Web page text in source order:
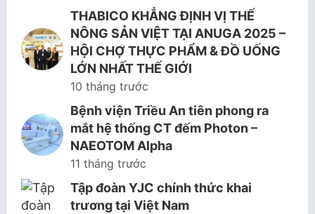
THABICO KHẲNG ĐỊNH VỊ THẾ
NÔNG SẢN VIỆT TẠI ANUGA 2025 –
HỘI CHỢ THỰC PHẨM & ĐỒ UỐNG
LỚN NHẤT THẾ GIỚI
10 tháng trước
Bệnh viện Triều An tiên phong ra
mắt hệ thống CT đếm Photon –
NAEOTOM Alpha
11 tháng trước
Tập đoàn YJC chính thức khai
trương tại Việt Nam